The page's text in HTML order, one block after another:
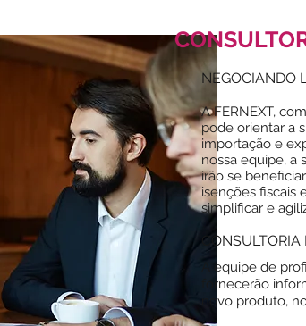
NEGOCIANDO
A FERNEXT,
pode orientar a
importação e
nossa equipe, a
irão se
isenções fiscais
simplificar e
A equipe de
fornecerão
novo produto,